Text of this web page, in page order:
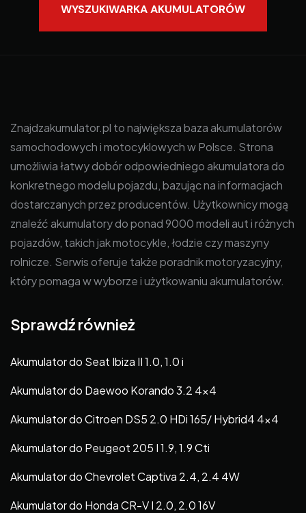
WYSZUKIWARKA AKUMULATORÓW
Znajdzakumulator.pl to największa baza akumulatorów
samochodowych i motocyklowych w Polsce. Strona
umożliwia łatwy dobór odpowiedniego akumulatora do
konkretnego modelu pojazdu, bazując na informacjach
dostarczanych przez producentów. Użytkownicy mogą
znaleźć akumulatory do ponad 9000 modeli aut i różnych
pojazdów, takich jak motocykle, łodzie czy maszyny
rolnicze. Serwis oferuje także poradnik motoryzacyjny,
który pomaga w wyborze i użytkowaniu akumulatorów.
Sprawdź również
Akumulator do Seat Ibiza II 1.0, 1.0 i
Akumulator do Daewoo Korando 3.2 4×4
Akumulator do Citroen DS5 2.0 HDi 165/ Hybrid4 4×4
Akumulator do Peugeot 205 I 1.9, 1.9 Cti
Akumulator do Chevrolet Captiva 2.4, 2.4 4W
Akumulator do Honda CR-V I 2.0, 2.0 16V